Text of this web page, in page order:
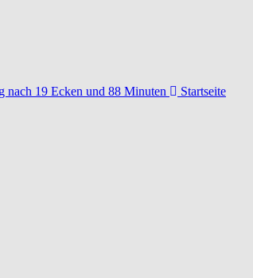
nach 19 Ecken und 88 Minuten
Startseite